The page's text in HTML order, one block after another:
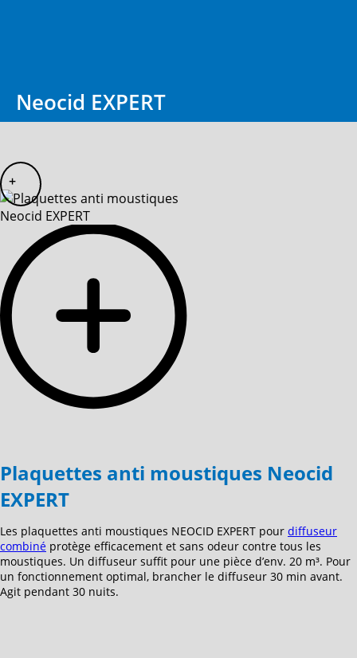
Neocid EXPERT
Plaquettes anti moustiques Neocid
EXPERT
Les plaquettes anti moustiques NEOCID EXPERT pour diffuseur
combiné protège efficacement et sans odeur contre tous les
moustiques. Un diffuseur suffit pour une pièce d’env. 20 m³. Pour
un fonctionnement optimal, brancher le diffuseur 30 min avant.
Agit pendant 30 nuits.